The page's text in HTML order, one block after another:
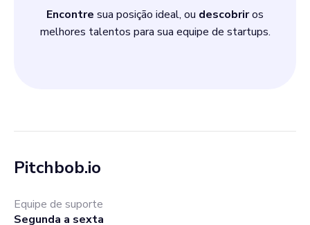
Encontre sua posição ideal, ou descobriros
melhores talentos para sua equipe de startups.
Pitchbob.io
Equipe de suporte
Segunda a sexta